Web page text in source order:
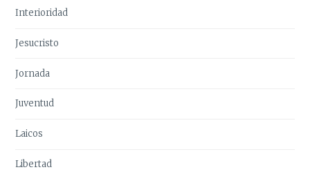
Interioridad
Jesucristo
Jornada
Juventud
Laicos
Libertad